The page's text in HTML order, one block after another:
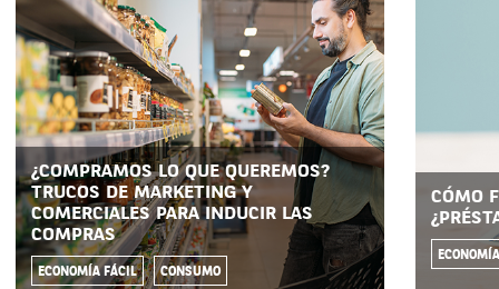
¿COMPRAMOS LO QUE QUEREMOS?
TRUCOS DE MARKETING Y
COMERCIALES PARA INDUCIR LAS
COMPRAS
ECONOMÍA FÁCIL CONSUMO
CÓMO